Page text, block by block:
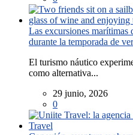
Las excursiones marítimas
durante la temporada de
El turismo náutico
como alternativa...
29 junio, 2026
0